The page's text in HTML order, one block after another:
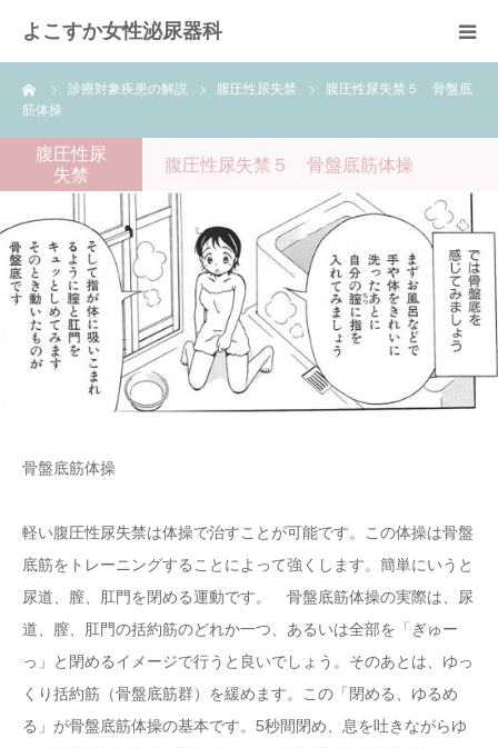
よこすか女性泌尿器科
診療対象疾患の解説 腹圧性尿失禁
腹圧性尿失禁５ 骨盤底
筋体操
腹圧性尿
失禁
腹圧性尿失禁５ 骨盤底筋体操
骨盤底筋体操
軽い腹圧性尿失禁は体操で治すことが可能です。この体操は骨盤
底筋をトレーニングすることによって強くします。簡単にいうと
尿道、膣、肛門を閉める運動です。 骨盤底筋体操の実際は、尿
道、膣、肛門の括約筋のどれか一つ、あるいは全部を「ぎゅー
っ」と閉めるイメージで行うと良いでしょう。そのあとは、ゆっ
くり括約筋（骨盤底筋群）を緩めます。この「閉める、ゆるめ
る」が骨盤底筋体操の基本です。5秒間閉め、息を吐きながらゆ
ごあんない
治療方針
レーザーによる治療
事前問診
当院のメリット
健康情報